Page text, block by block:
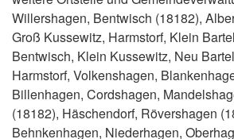
Willershagen, Bentwisch (18182),
Groß Kussewitz, Harmstorf, Klein
Bentwisch, Klein Kussewitz, Neu
Harmstorf, Volkenshagen,
Billenhagen, Cordshagen,
(18182), Häschendorf, Rövershagen
Behnkenhagen, Niederhagen,